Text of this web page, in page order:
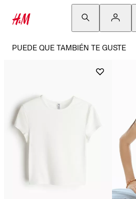
PUEDE QUE TAMBIÉN TE GUSTE